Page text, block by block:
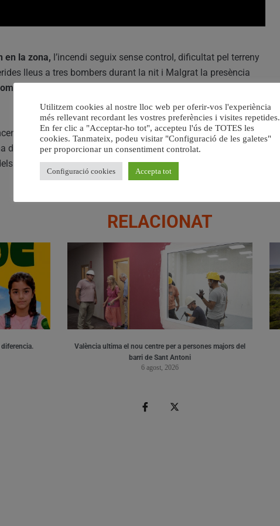
en la zona, l’incendi seguix sense control, dificultat pel terreny
lleus a tres bombers durant la nit i Malgrat la presència
i efectius d’emergència
originat per una crema agrícola controlada. La delegada
destacat la necessitat d’investigar les circumstàncies de la
protocols locals.
RELACIONAT
València ultima el nou centre per a persones majors del
barri de Sant Antoni
6 agost, 2026
Utilitzem cookies al nostre lloc web per oferir-vos l'experiència
més rellevant recordant les vostres preferències i visites repetides.
En fer clic a "Acceptar-ho tot", accepteu l'ús de TOTES les
cookies. Tanmateix, podeu visitar "Configuració de les galetes"
per proporcionar un consentiment controlat.
Configuració cookies Accepta tot